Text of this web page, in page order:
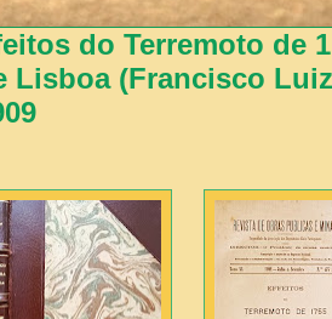
do Terremoto de
Lisboa (Francisco